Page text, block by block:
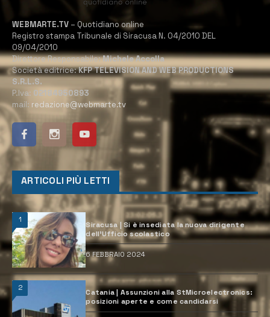
WEBMARTE.TV – Quotidiano online
Registro stampa Tribunale di Siracusa N. 04/2010 DEL
09/04/2010
Direttore Responsabile:Michele Accolla
Società editrice:KFP TELEVISION AND WEB PRODUCTIONS
S.R.L.S.
P.Iva: 02184950893
mail: redazione@webmarte.tv
ARTICOLI PIÙ LETTI
1
Siracusa | Si è insediata la nuova dirigente
dell’Ufficio scolastico
6 FEBBRAIO 2024
2
Catania | Assunzioni alla StMicroelectronics:
posizioni aperte e come candidarsi